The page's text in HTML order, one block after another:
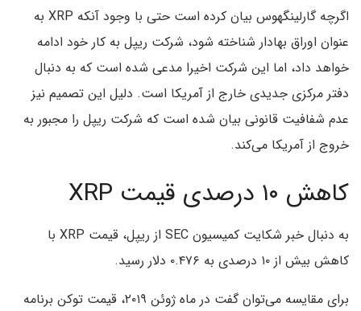
اگرچه گارلینگهوس بیان کرده است حتی با وجود آنکه XRP به
عنوان اوراق بهادار شناخته شود، شرکت ریپل به کار خود ادامه
خواهد داد، اما این شرکت اخیرا مدعی شده است که به دنبال
دفتر مرکزی جدیدی خارج از آمریکا است. دلیل این تصمیم نیز
عدم شفافیت قانونی بیان شده است که شرکت ریپل را مجبور به
خروج از آمریکا می‌کند.
کاهش ۱۰ درصدی قیمت XRP
به دنبال خبر شکایت کمیسیون SEC از ریپل، قیمت XRP با
کاهش بیش از ۱۰ درصدی به ۰.۴۷۶ دلار رسید.
برای مقایسه می‌توان گفت در ماه ژوئن ۲۰۱۹، قیمت توکن برنامه